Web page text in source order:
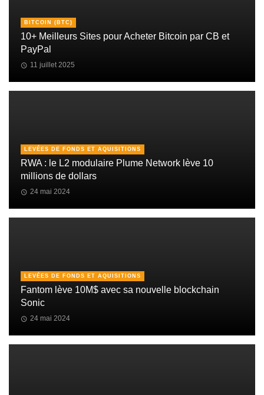
BITCOIN (BTC)
10+ Meilleurs Sites pour Acheter Bitcoin par CB et
PayPal
11 juillet 2025
LEVÉES DE FONDS ET AQUISITIONS
RWA : le L2 modulaire Plume Network lève 10
millions de dollars
24 mai 2024
LEVÉES DE FONDS ET AQUISITIONS
Fantom lève 10M$ avec sa nouvelle blockchain
Sonic
24 mai 2024